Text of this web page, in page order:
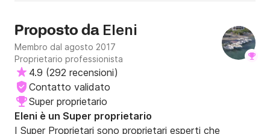
Proposto da Eleni
Membro dal agosto 2017
Proprietario professionista
4.9 (292 recensioni)
Contatto validato
Super proprietario
Eleni è un Super proprietario
I Super Proprietari sono proprietari esperti che